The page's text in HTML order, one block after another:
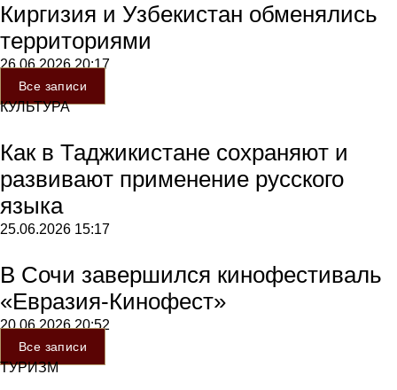
Киргизия и Узбекистан обменялись
территориями
26.06.202620:17
Все записи
КУЛЬТУРА
Как в Таджикистане сохраняют и
развивают применение русского
языка
25.06.2026 15:17
В Сочи завершился кинофестиваль
«Евразия-Кинофест»
20.06.202620:52
Все записи
ТУРИЗМ